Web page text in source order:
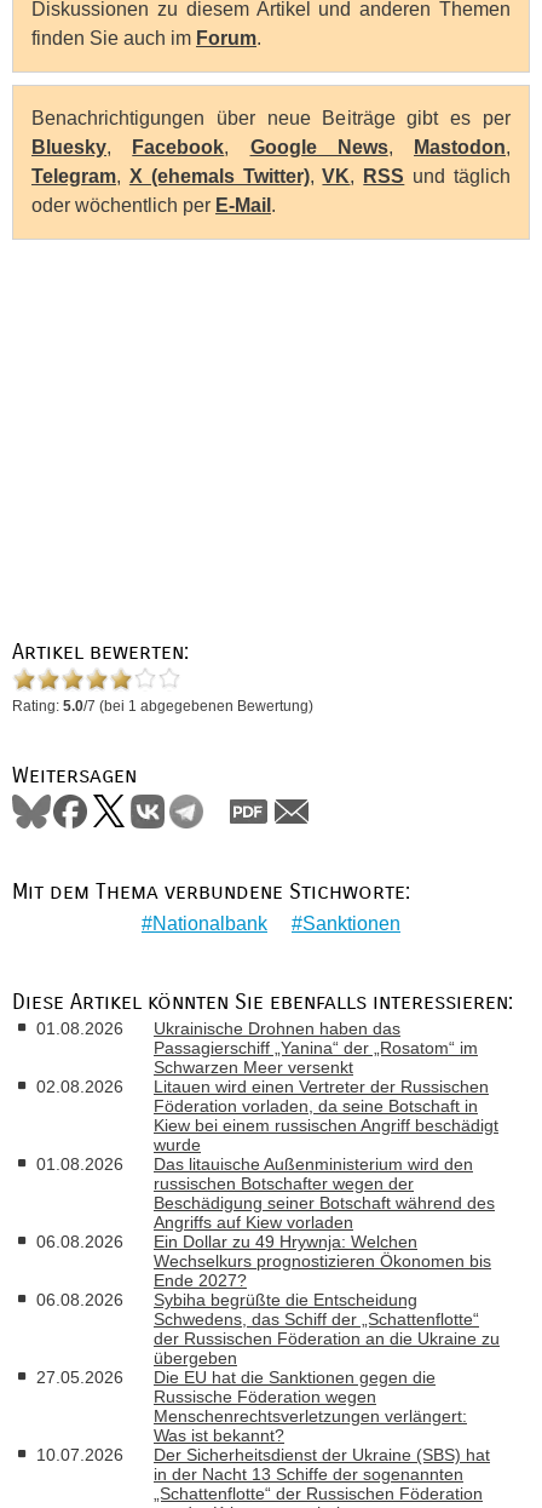
Diskussionen zu diesem Artikel und anderen Themen
finden Sie auch im Forum.
Benachrichtigungen über neue Beiträge gibt es per
Bluesky, Facebook, Google News, Mastodon,
Telegram, X (ehemals Twitter),VK, RSS und täglich
oder wöchentlich per E-Mail .
Artikel bewerten:
Rating: 5.0/7 (bei 1 abgegebenen Bewertung)
Weitersagen
Mit dem Thema verbundene Stichworte:
Nationalbank Sanktionen
Diese Artikel könnten Sie ebenfalls interessieren:
01.08.2026
Ukrainische Drohnen haben das
Passagierschiff „Yanina“ der „Rosatom“ im
Schwarzen Meer versenkt
02.08.2026
Litauen wird einen Vertreter der Russischen
Föderation vorladen, da seine Botschaft in
Kiew bei einem russischen Angriff beschädigt
wurde
01.08.2026
Das litauische Außenministerium wird den
russischen Botschafter wegen der
Beschädigung seiner Botschaft während des
Angriffs auf Kiew vorladen
06.08.2026
Ein Dollar zu 49 Hrywnja: Welchen
Wechselkurs prognostizieren Ökonomen bis
Ende 2027?
06.08.2026
Sybiha begrüßte die Entscheidung
Schwedens, das Schiff der „Schattenflotte“
der Russischen Föderation an die Ukraine zu
übergeben
27.05.2026
Die EU hat die Sanktionen gegen die
Russische Föderation wegen
Menschenrechtsverletzungen verlängert:
Was ist bekannt?
10.07.2026
Der Sicherheitsdienst der Ukraine (SBS) hat
in der Nacht 13 Schiffe der sogenannten
„Schattenflotte“ der Russischen Föderation